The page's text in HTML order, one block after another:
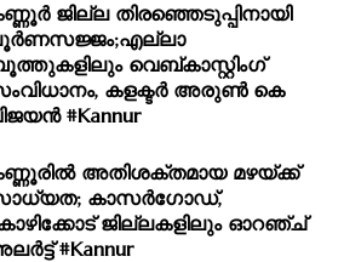
ജില്ല തിരഞ്ഞെടുപ്പിനായി
വെബ്കാസ്റ്റിംഗ്
കളക്ടർ അരുൺ കെ
#Kannur
അതിശക്തമായ മഴയ്ക്ക്
കാസർഗോഡ്,
ജില്ലകളിലും ഓറഞ്ച്
#Kannur